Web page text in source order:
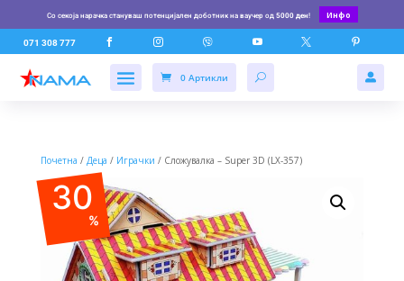
Со секоја нарачка стануваш потенцијален доботник на ваучер од 5000 ден! Инфо
071 308 777      
0 Артикли 
Почетна / Деца / Играчки / Сложувалка – Super 3D (LX-357)
30
%